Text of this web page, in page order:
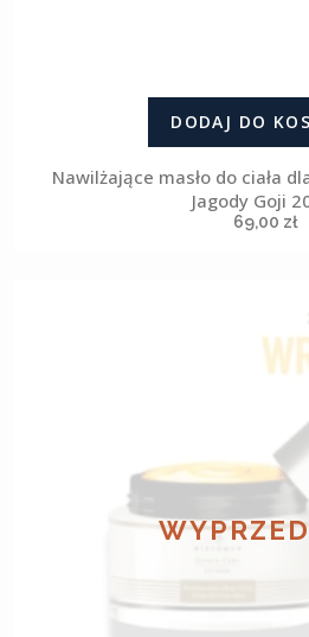
DODAJ DO
Nawilżające masło do ciała
Jagody Goji
69,00 zł